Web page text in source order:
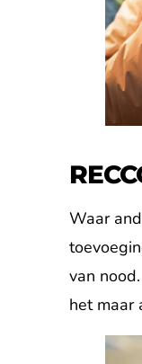
Waar
van
het maar